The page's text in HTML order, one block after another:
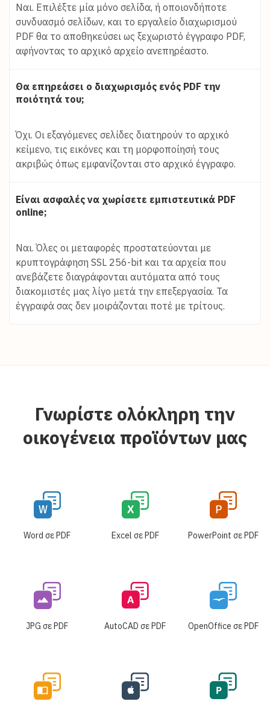
Ναι. Επιλέξτε μία μόνο σελίδα, ή οποιονδήποτε
συνδυασμό σελίδων, και το εργαλείο διαχωρισμού
PDF θα το αποθηκεύσει ως ξεχωριστό έγγραφο PDF,
αφήνοντας το αρχικό αρχείο ανεπηρέαστο.
Θα επηρεάσει ο διαχωρισμός ενός PDF την
ποιότητά του;
Όχι. Οι εξαγόμενες σελίδες διατηρούν το αρχικό
κείμενο, τις εικόνες και τη μορφοποίησή τους
ακριβώς όπως εμφανίζονται στο αρχικό έγγραφο.
Είναι ασφαλές να χωρίσετε εμπιστευτικά PDF
online;
Ναι. Όλες οι μεταφορές προστατεύονται με
κρυπτογράφηση SSL 256-bit και τα αρχεία που
ανεβάζετε διαγράφονται αυτόματα από τους
διακομιστές μας λίγο μετά την επεξεργασία. Τα
έγγραφά σας δεν μοιράζονται ποτέ με τρίτους.
Γνωρίστε ολόκληρη την
οικογένεια προϊόντων μας
Word σε PDF Excel σε PDF PowerPoint σε PDF
JPG σε PDF AutoCAD σε PDF OpenOffice σε PDF